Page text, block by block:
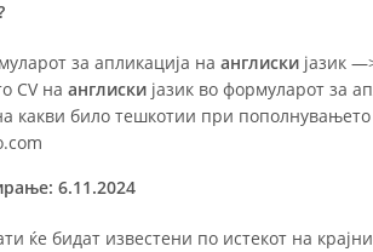
за апликација на англиски јазик
CV на англиски јазик во формуларот за
какви било тешкотии при
6.11.2024
ќе бидат известени по истекот на